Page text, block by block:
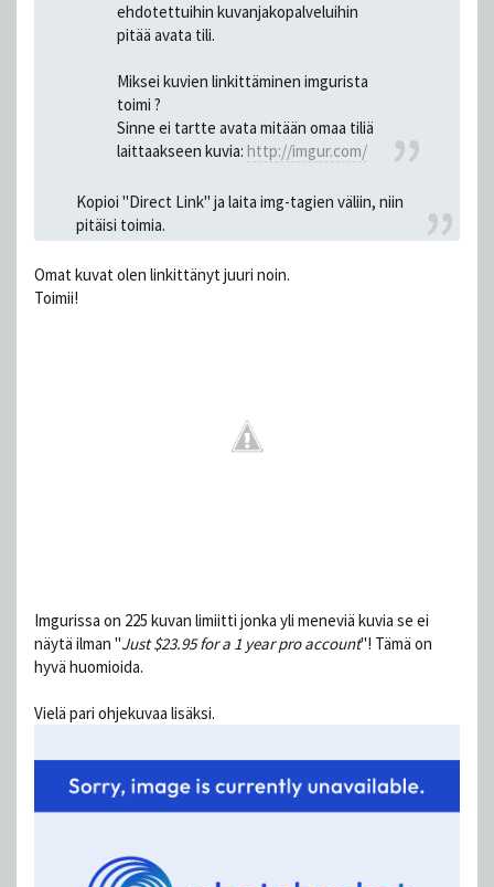
ehdotettuihin kuvanjakopalveluihin
pitää avata tili.
Miksei kuvien linkittäminen imgurista
toimi ?
Sinne ei tartte avata mitään omaa tiliä
laittaakseen kuvia: http://imgur.com/
Kopioi "Direct Link" ja laita img-tagien väliin, niin
pitäisi toimia.
Omat kuvat olen linkittänyt juuri noin.
Toimii!
Imgurissa on 225 kuvan limiitti jonka yli meneviä kuvia se ei
näytä ilman "Just $23.95 for a 1 year pro account"! Tämä on
hyvä huomioida.
Vielä pari ohjekuvaa lisäksi.